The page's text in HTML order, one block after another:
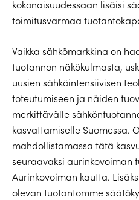
kokonaisuudessaan lisäisi
toimitusvarmaa
Vaikka sähkömarkkina on
tuotannon näkökulmasta,
uusien sähköintensiivisen
toteutumiseen ja näiden
merkittävälle
kasvattamiselle Suomessa.
mahdollistamassa tätä
seuraavaksi aurinkovoiman
Aurinkovoiman kautta.
olevan tuotantomme